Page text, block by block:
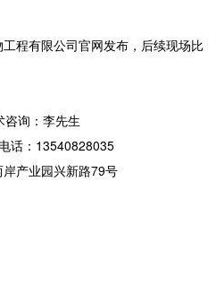
程有限公司官网发布，后续现场比
询：李先生
：13540828035
产业园兴新路79号